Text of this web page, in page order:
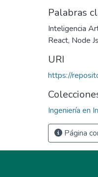
Palabras
Inteligencia
React, Node Js
URI
https://
Ingeniería en
Página